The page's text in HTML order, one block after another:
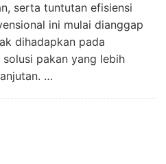
serta tuntutan efisiensi
ini mulai dianggap
dihadapkan pada
pakan yang lebih
…